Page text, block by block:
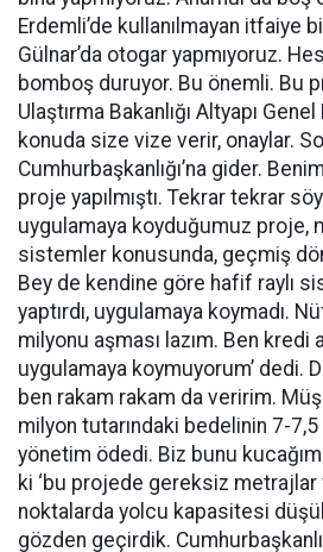
Erdemli’de kullanılmayan itfaiye
Gülnar’da otogar yapmıyoruz.
bomboş duruyor. Bu önemli. Bu
Ulaştırma Bakanlığı Altyapı
konuda size vize verir, onaylar.
Cumhurbaşkanlığı’na gider.
proje yapılmıştı. Tekrar tekrar
uygulamaya koyduğumuz proje,
sistemler konusunda, geçmiş
Bey de kendine göre hafif raylı
yaptırdı, uygulamaya koymadı.
milyonu aşması lazım. Ben kredi
uygulamaya koymuyorum’ dedi.
ben rakam rakam da veririm.
milyon tutarındaki bedelinin 7-7,5
yönetim ödedi. Biz bunu
ki ‘bu projede gereksiz metrajlar
noktalarda yolcu kapasitesi
gözden geçirdik.